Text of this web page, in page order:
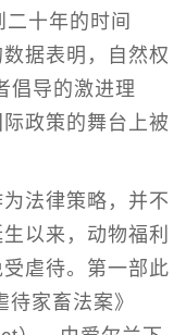
十年的时间
据表明，自然权
倡导的激进理
政策的舞台上被
法律策略，并不
以来，动物福利
虐待。第一部此
家畜法案》